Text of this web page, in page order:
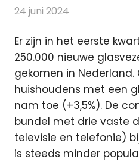
24 juni 2024
Er zijn in het eerste
250.000 nieuwe
gekomen in Nederland.
huishoudens met een
nam toe (+3,5%). De
bundel met drie vaste
televisie en telefonie)
is steeds minder